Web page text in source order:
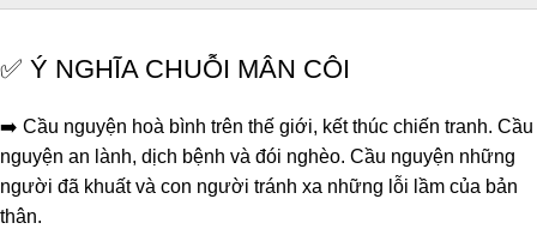
✅ Ý NGHĨA CHUỖI MÂN CÔI
➡️ Cầu nguyện hoà bình trên thế giới, kết thúc chiến tranh. Cầu
nguyện an lành, dịch bệnh và đói nghèo. Cầu nguyện những
người đã khuất và con người tránh xa những lỗi lầm của bản
thân.